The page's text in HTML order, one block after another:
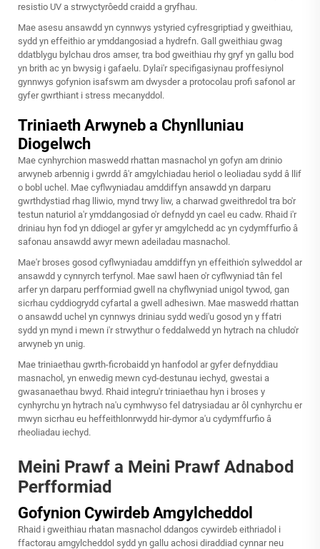
resistio UV a strwyctyrôedd craidd a gryfhau.
Mae asesu ansawdd yn cynnwys ystyried cyfresgriptiad y gweithiau,
sydd yn effeithio ar ymddangosiad a hydrefn. Gall gweithiau gwag
ddatblygu bylchau dros amser, tra bod gweithiau rhy gryf yn gallu bod
yn brith ac yn bwysig i gafaelu. Dylai'r specifigasiynau proffesiynol
gynnwys gofynion isafswm am dwysder a protocolau profi safonol ar
gyfer gwrthiant i stress mecanyddol.
Triniaeth Arwyneb a Chynlluniau
Diogelwch
Mae cynhyrchion maswedd rhattan masnachol yn gofyn am drinio
arwyneb arbennig i gwrdd â'r amgylchiadau heriol o leoliadau sydd â llif
o bobl uchel. Mae cyflwyniadau amddiffyn ansawdd yn darparu
gwrthdystiad rhag lliwio, mynd trwy liw, a charwad gweithredol tra bo'r
testun naturiol a'r ymddangosiad o'r defnydd yn cael eu cadw. Rhaid i'r
driniau hyn fod yn ddiogel ar gyfer yr amgylchedd ac yn cydymffurfio â
safonau ansawdd awyr mewn adeiladau masnachol.
Mae'r broses gosod cyflwyniadau amddiffyn yn effeithio'n sylweddol ar
ansawdd y cynnyrch terfynol. Mae sawl haen o'r cyflwyniad tân fel
arfer yn darparu perfformiad gwell na chyflwyniad unigol tywod, gan
sicrhau cyddiogrydd cyfartal a gwell adhesiwn. Mae maswedd rhattan
o ansawdd uchel yn cynnwys driniau sydd wedi'u gosod yn y ffatri
sydd yn mynd i mewn i'r strwythur o feddalwedd yn hytrach na chludo'r
arwyneb yn unig.
Mae triniaethau gwrth-ficrobaidd yn hanfodol ar gyfer defnyddiau
masnachol, yn enwedig mewn cyd-destunau iechyd, gwestai a
gwasanaethau bwyd. Rhaid integru'r triniaethau hyn i broses y
cynhyrchu yn hytrach na'u cymhwyso fel datrysiadau ar ôl cynhyrchu er
mwyn sicrhau eu heffeithlonrwydd hir-dymor a'u cydymffurfio â
rheoliadau iechyd.
Meini Prawf a Meini Prawf Adnabod
Perfformiad
Gofynion Cywirdeb Amgylcheddol
Rhaid i gweithiau rhatan masnachol ddangos cywirdeb eithriadol i
ffactorau amgylcheddol sydd yn gallu achosi diraddiad cynnar neu